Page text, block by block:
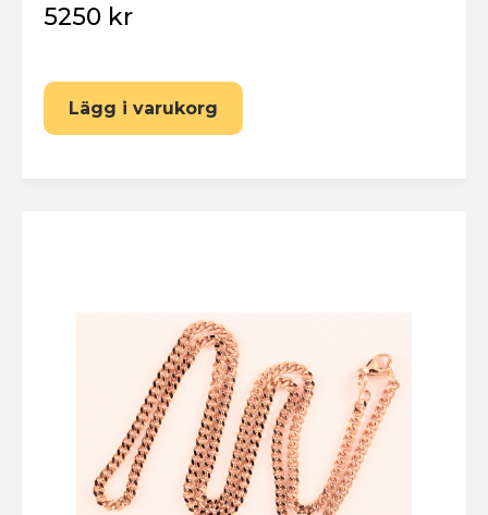
5250 kr
Lägg i varukorg